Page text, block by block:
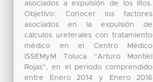
asociados a expulsión de los litos.
Objetivo: Conocer los factores
asociados en la expulsión de
cálculos ureterales con tratamiento
médico en el Centro Médico
ISSEMyM Toluca “Arturo Montiel
Rojas”, en el periodo comprendido
entre Enero 2014 y Enero 2016